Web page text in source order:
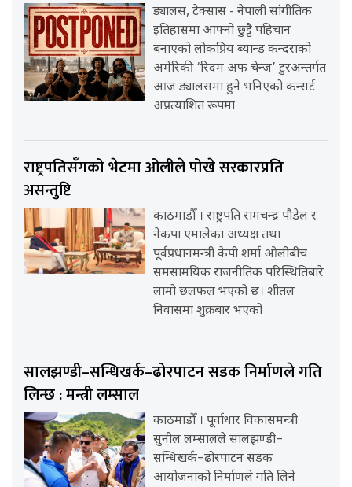
ड्यालस, टेक्सास - नेपाली सांगीतिक
इतिहासमा आफ्नो छुट्टै पहिचान
बनाएको लोकप्रिय ब्यान्ड कन्दराको
अमेरिकी ‘रिदम अफ चेन्ज’ टुरअन्तर्गत
आज ड्यालसमा हुने भनिएको कन्सर्ट
अप्रत्याशित रूपमा
राष्ट्रपतिसँगको भेटमा ओलीले पोखे सरकारप्रति
असन्तुष्टि
काठमाडौँ । राष्ट्रपति रामचन्द्र पौडेल र
नेकपा एमालेका अध्यक्ष तथा
पूर्वप्रधानमन्त्री केपी शर्मा ओलीबीच
समसामयिक राजनीतिक परिस्थितिबारे
लामो छलफल भएको छ। शीतल
निवासमा शुक्रबार भएको
सालझण्डी–सन्धिखर्क–ढोरपाटन सडक निर्माणले गति
लिन्छ : मन्त्री लम्साल
काठमाडौँ । पूर्वाधार विकासमन्त्री
सुनील लम्सालले सालझण्डी–
सन्धिखर्क–ढोरपाटन सडक
आयोजनाको निर्माणले गति लिने